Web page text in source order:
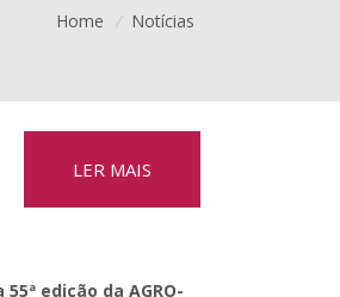
Home / Notícias
LER MAIS
edição da AGRO-